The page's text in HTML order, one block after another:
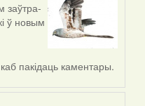
заўтра-
ў новым
каб пакідаць каментары.